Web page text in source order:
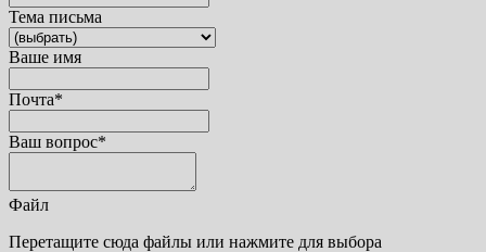
Тема письма
Ваше имя
Почта*
Ваш вопрос*
Файл
Перетащите сюда файлы или нажмите для выбора